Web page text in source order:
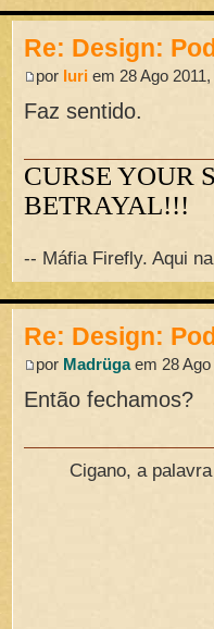
Re: Design:
por Iuri em 28 Ago
Faz sentido.
CURSE YOUR
BETRAYAL!!!
-- Máfia Firefly. Aqui
Re: Design:
por Madrügaem 28 Ago
Então fechamos?
Cigano, a